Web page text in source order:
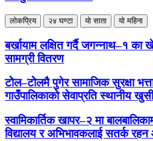
लोकप्रिय २४ घण्टा यो साता यो महिना
बर्खायाम लक्षित गर्दै जगन्नाथ–१ का
सामग्री वितरण
टोेल–टोेलमै पुगेर सामाजिक सुरक्षा
गाउँपालिकाको सेवाप्रति स्थानीय खुसी
स्वामिकार्तिक खापर–२ मा
विद्यालय र अभिभावकलाई सतर्क